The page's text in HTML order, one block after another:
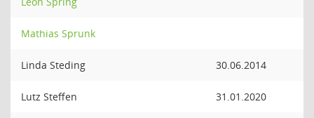
Mathias Sprunk
Linda Steding 30.06.2014
Lutz Steffen 31.01.2020